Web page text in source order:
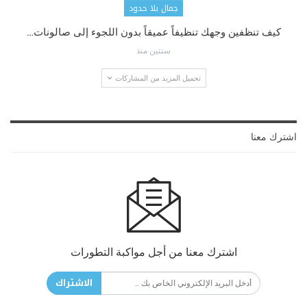
جمال بلا حدود
كيف تنظفين وجهك تنظيفاً عميقاً بدون اللجوء إلى صالونات…
سنتين منذ
تحميل المزيد من المشاركات
اشترك معنا
اشترك معنا من أجل مواكبة التطورات
الاشتراك